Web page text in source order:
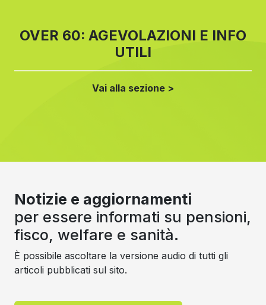
OVER 60: AGEVOLAZIONI E INFO
UTILI
Vai alla sezione >
Notizie e aggiornamenti
per essere informati su pensioni,
fisco, welfare e sanità.
È possibile ascoltare la versione audio di tutti gli
articoli pubblicati sul sito.